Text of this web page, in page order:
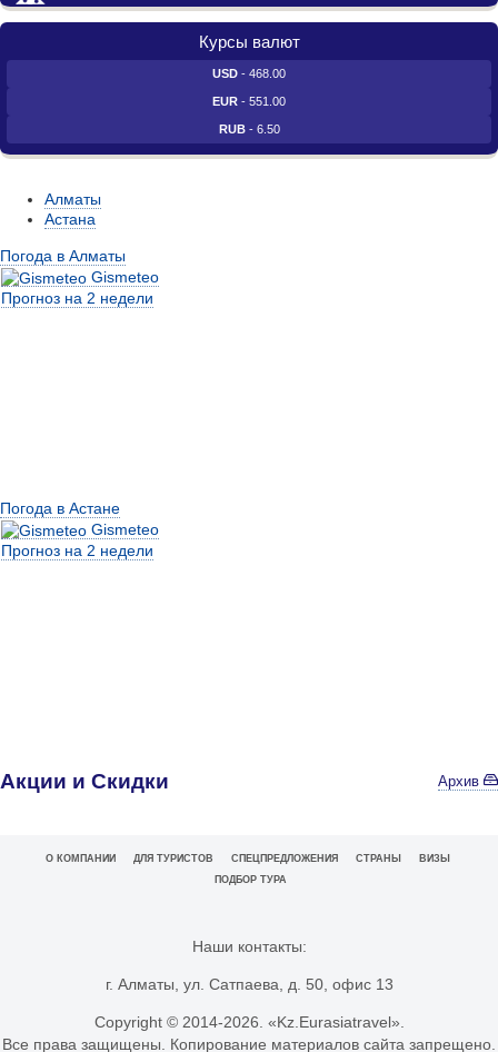
Курсы валют
USD - 468.00
EUR - 551.00
RUB- 6.50
Алматы
Астана
Погода в Алматы
Gismeteo
Прогноз на 2 недели
Погода в Астане
Gismeteo
Прогноз на 2 недели
Акции и Скидки Архив
О КОМПАНИИ ДЛЯ ТУРИСТОВ СПЕЦПРЕДЛОЖЕНИЯ СТРАНЫ
ВИЗЫ
ПОДБОР ТУРА
Наши контакты:
г. Алматы, ул. Сатпаева, д. 50, офис 13
Copyright © 2014-2026. «Kz.Eurasiatravel».
Все права защищены. Копирование материалов сайта запрещено.